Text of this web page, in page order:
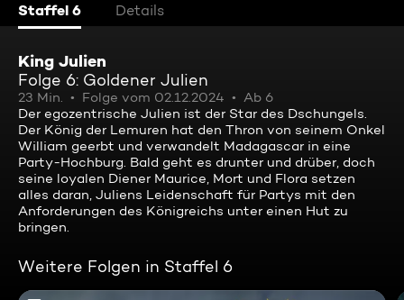
Staffel 6 Details
King Julien
Folge 6: Goldener Julien
23 Min. Folge vom 02.12.2024
Ab 6
Der egozentrische Julien ist der Star des Dschungels.
Der König der Lemuren hat den Thron von seinem Onkel
William geerbt und verwandelt Madagascar in eine
Party-Hochburg. Bald geht es drunter und drüber, doch
seine loyalen Diener Maurice, Mort und Flora setzen
alles daran, Juliens Leidenschaft für Partys mit den
Anforderungen des Königreichs unter einen Hut zu
bringen.
Weitere Folgen in Staffel 6